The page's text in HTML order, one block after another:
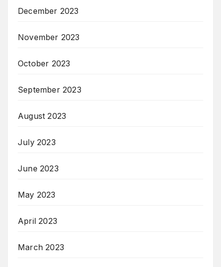
December 2023
November 2023
October 2023
September 2023
August 2023
July 2023
June 2023
May 2023
April 2023
March 2023